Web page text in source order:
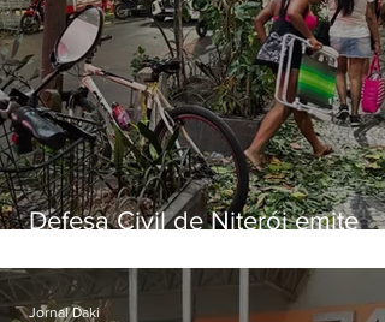
Defesa Civil de Niterói emite
sexta-feira (07)
Jornal Daki